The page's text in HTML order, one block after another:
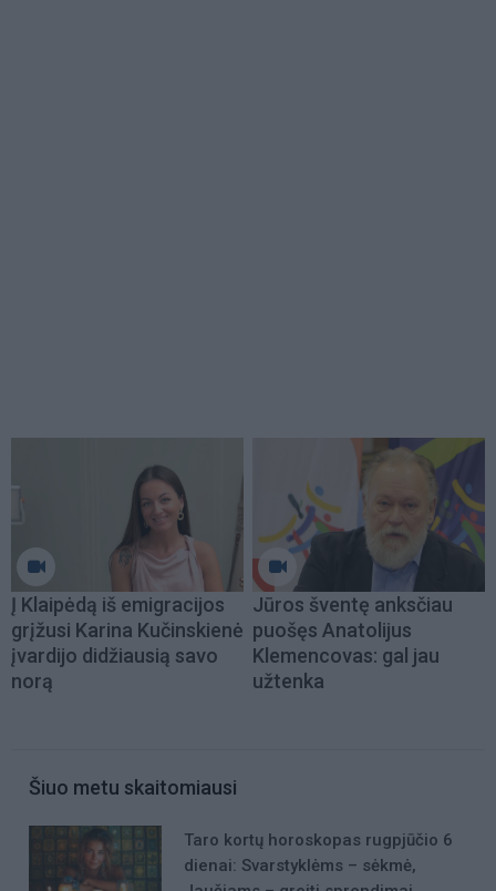
Į Klaipėdą iš emigracijos
grįžusi Karina Kučinskienė
įvardijo didžiausią savo
norą
Jūros šventę anksčiau
puošęs Anatolijus
Klemencovas: gal jau
užtenka
Šiuo metu skaitomiausi
Taro kortų horoskopas rugpjūčio 6
dienai: Svarstyklėms – sėkmė,